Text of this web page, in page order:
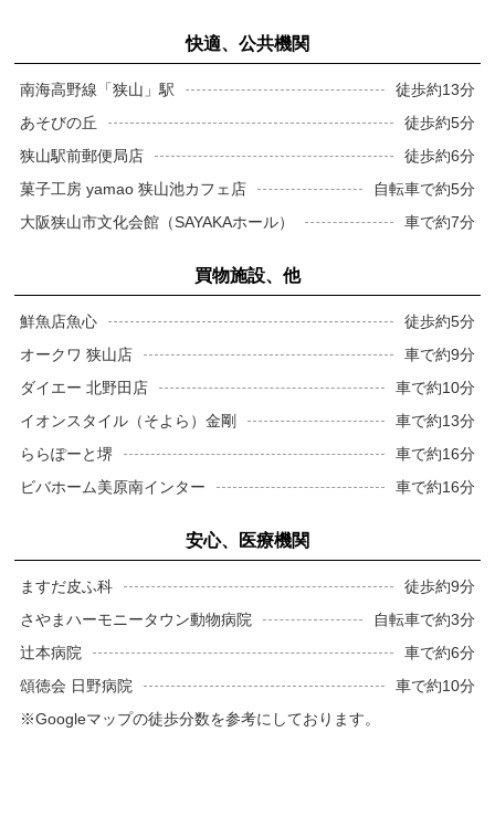
快適、公共機関
南海高野線「狭山」駅
徒歩約13分
あそびの丘
徒歩約5分
狭山駅前郵便局店
徒歩約6分
菓子工房 yamao 狭山池カフェ店
自転車で約5分
大阪狭山市文化会館（SAYAKAホール）
車で約7分
買物施設、他
鮮魚店魚心
徒歩約5分
オークワ 狭山店
車で約9分
ダイエー 北野田店
車で約10分
イオンスタイル（そよら）金剛
車で約13分
ららぽーと堺
車で約16分
ビバホーム美原南インター
車で約16分
安心、医療機関
ますだ皮ふ科
徒歩約9分
さやまハーモニータウン動物病院
自転車で約3分
辻本病院
車で約6分
頌徳会 日野病院
車で約10分
※Googleマップの徒歩分数を参考にしております。